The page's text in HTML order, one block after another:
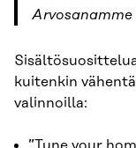
kuitenkin
valinnoilla: